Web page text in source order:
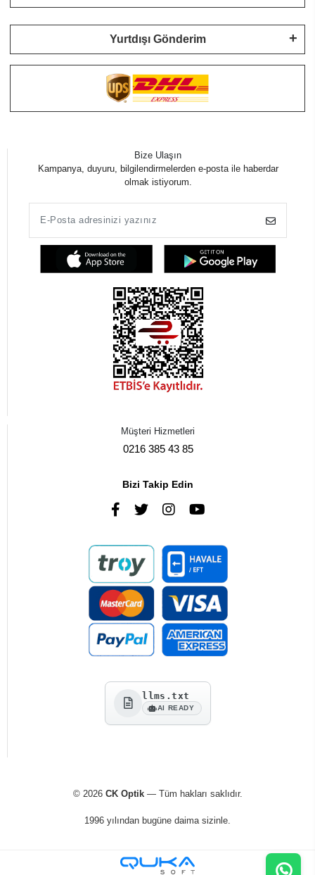
Yurtdışı Gönderim
Bize Ulaşın
Kampanya, duyuru, bilgilendirmelerden e-posta ile haberdar
olmak istiyorum.
Müşteri Hizmetleri
0216 385 43 85
Bizi Takip Edin
llms.txt
AI READY
© 2026 CK Optik— Tüm hakları saklıdır.
1996 yılından bugüne daima sizinle.